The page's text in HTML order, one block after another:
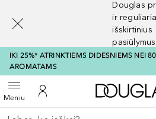
Douglas
ir
išskirtinius
nuolaidas
IKI 25%* ATRINKTIEMS DIDESNIEMS NEI
AROMATAMS
MeniuAtidaryti meniuĮ mano paskyrą
Grįžk atgal
Vykdykite paiešką
[navigation.slideout.screenreader]